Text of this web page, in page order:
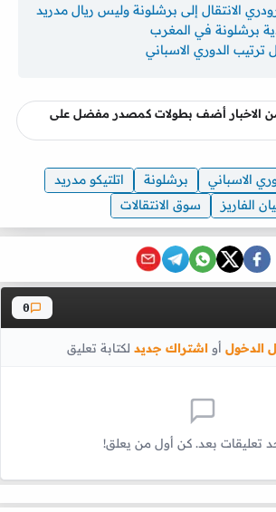
الانتقال إلى برشلونة وليس ريال مدريد
برشلونة في المغرب
الدوري الاسباني
من الاخبار أضف بطولات كمصدر مفضل على
الاسباني برشلونة
اتلتيكو مدريد
الفاريز سوق الانتقالات
0
الدخول أواشتراك جديد لكتابة تعليق
تعليقات بعد. كن أول من يعلق!